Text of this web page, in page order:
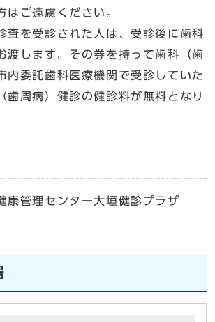
ご遠慮ください。
を受診された人は、受診後に歯科
渡します。その券を持って歯科（歯
内委託歯科医療機関で受診していた
歯周病）健診の健診料が無料となり
康管理センター大垣健診プラザ